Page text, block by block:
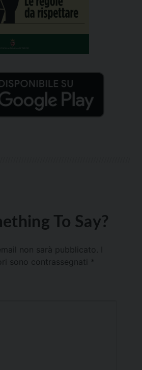
To Say?
non sarà pubblicato.
sono contrassegnati *